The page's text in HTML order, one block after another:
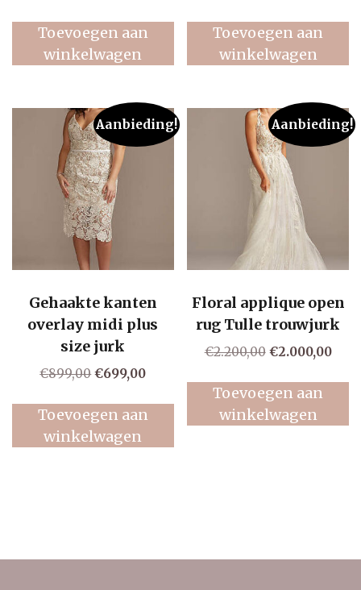
was:
€2.900,00.
Toevoegen aan
winkelwagen
Toevoegen aan
winkelwagen
Aanbieding!
Gehaakte kanten
overlay midi plus
size jurk
€899,00Oorspronkelijke
was:
€899,00.
€699,00Huidige
is:
€699,00.
Toevoegen aan
winkelwagen
Aanbieding!
Floral applique open
rug Tulle trouwjurk
€2.200,00
was:
€2.200,00.
€2.000,00
Toevoegen aan
winkelwagen